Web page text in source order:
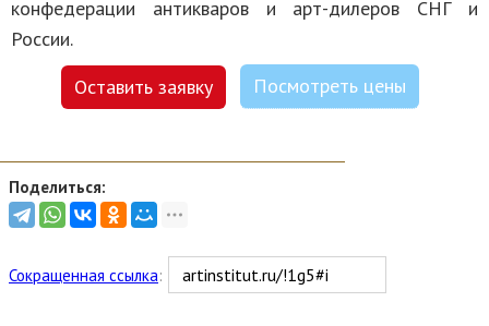
конфедерации антикваров и арт-дилеров СНГ и
России.
Оставить заявку
Посмотреть цены
Поделиться:
Сокращенная ссылка: